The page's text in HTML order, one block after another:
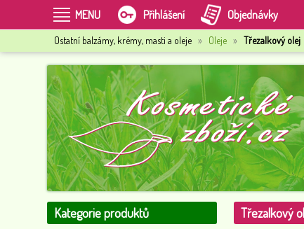
MENU Přihlášení Objednávky
Ostatní balzámy, krémy, masti a oleje » Oleje » Třezalkový olej
Kategorie produktů
Třezalkový